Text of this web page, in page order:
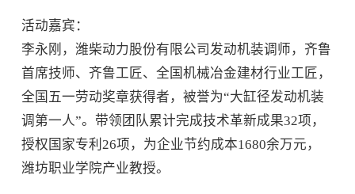
活动嘉宾：
李永刚，潍柴动力股份有限公司发动机装调师，齐鲁
首席技师、齐鲁工匠、全国机械冶金建材行业工匠，
全国五一劳动奖章获得者，被誉为“大缸径发动机装
调第一人”。带领团队累计完成技术革新成果32项，
授权国家专利26项，为企业节约成本1680余万元，
潍坊职业学院产业教授。